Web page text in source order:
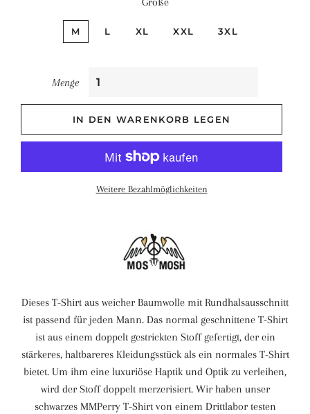
M L XL XXL 3XL
Menge
IN DEN WARENKORB LEGEN
Weitere Bezahlmöglichkeiten
Dieses T-Shirt aus weicher Baumwolle mit Rundhalsausschnitt
ist passend für jeden Mann. Das normal geschnittene T-Shirt
ist aus einem doppelt gestrickten Stoff gefertigt, der ein
stärkeres, haltbareres Kleidungsstück als ein normales T-Shirt
bietet. Um ihm eine luxuriöse Haptik und Optik zu verleihen,
wird der Stoff doppelt merzerisiert. Wir haben unser
schwarzes MMPerry T-Shirt von einem Drittlabor testen